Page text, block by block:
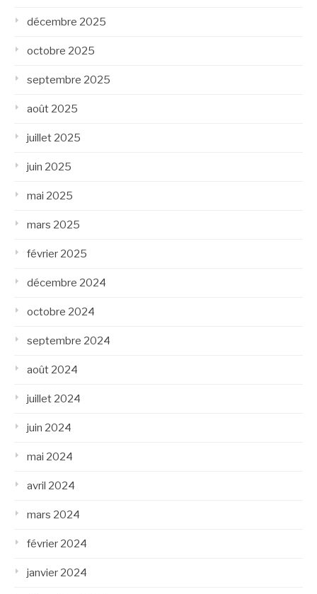
décembre 2025
octobre 2025
septembre 2025
août 2025
juillet 2025
juin 2025
mai 2025
mars 2025
février 2025
décembre 2024
octobre 2024
septembre 2024
août 2024
juillet 2024
juin 2024
mai 2024
avril 2024
mars 2024
février 2024
janvier 2024